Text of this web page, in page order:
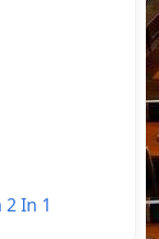
2 In 1